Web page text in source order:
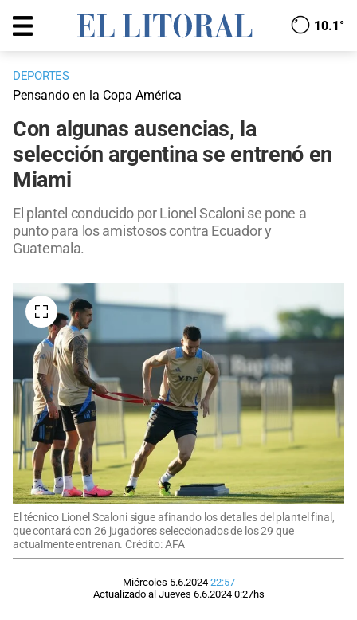
10.1°
DEPORTES
Pensando en la Copa América
Con algunas ausencias, la
selección argentina se entrenó en
Miami
El plantel conducido por Lionel Scaloni se pone a
punto para los amistosos contra Ecuador y
Guatemala.
El técnico Lionel Scaloni sigue afinando los detalles del plantel final,
que contará con 26 jugadores seleccionados de los 29 que
actualmente entrenan. Crédito: AFA
Miércoles 5.6.2024 22:57
Actualizado al Jueves 6.6.2024 0:27hs